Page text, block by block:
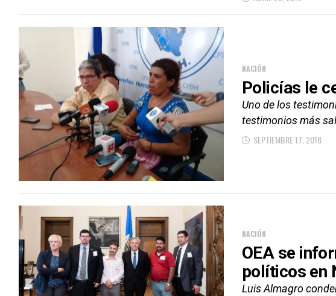
NACIÓN
Policías le
Uno de los
testimonios más
SEPTIEMBRE 17, 2018
NACIÓN
OEA se
políticos en
Luis Almagro